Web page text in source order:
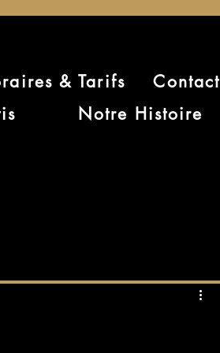
& Tarifs
Contact
Notre Histoire